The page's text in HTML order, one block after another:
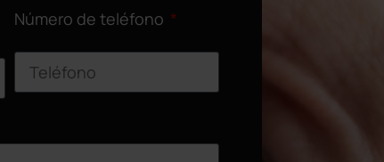
Número de teléfono